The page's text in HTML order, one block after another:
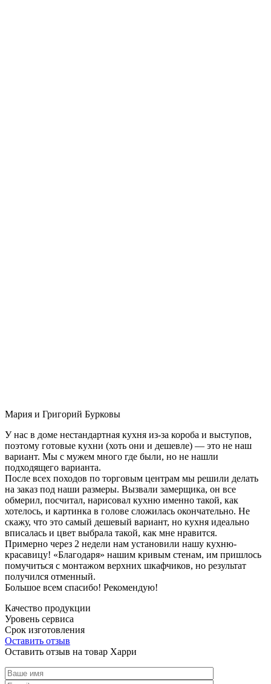
Мария и Григорий Бурковы
У нас в доме нестандартная кухня из-за короба и выступов,
поэтому готовые кухни (хоть они и дешевле) — это не наш
вариант. Мы с мужем много где были, но не нашли
подходящего варианта.
После всех походов по торговым центрам мы решили делать
на заказ под наши размеры. Вызвали замерщика, он все
обмерил, посчитал, нарисовал кухню именно такой, как
хотелось, и картинка в голове сложилась окончательно. Не
скажу, что это самый дешевый вариант, но кухня идеально
вписалась и цвет выбрала такой, как мне нравится.
Примерно через 2 недели нам установили нашу кухню-
красавицу! «Благодаря» нашим кривым стенам, им пришлось
помучиться с монтажом верхних шкафчиков, но результат
получился отменный.
Большое всем спасибо! Рекомендую!
Качество продукции
Уровень сервиса
Срок изготовления
Оставить отзыв
Оставить отзыв на товар Харри